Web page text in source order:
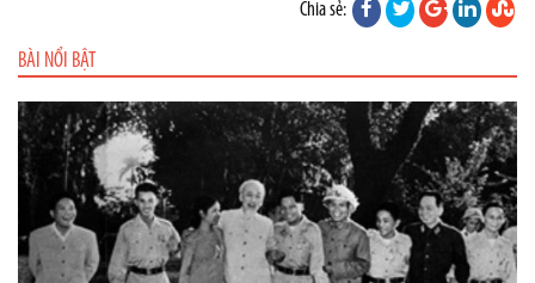
Chia sẻ:
BÀI NỔI BẬT